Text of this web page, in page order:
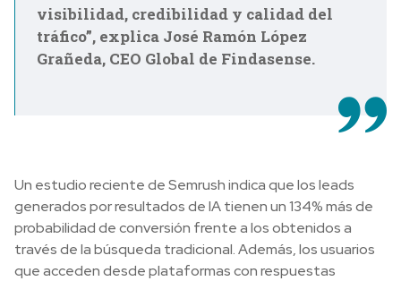
visibilidad, credibilidad y calidad del
tráfico”, explica José Ramón López
Grañeda, CEO Global de Findasense.
Un estudio reciente de Semrush indica que los leads
generados por resultados de IA tienen un 134% más de
probabilidad de conversión frente a los obtenidos a
través de la búsqueda tradicional. Además, los usuarios
que acceden desde plataformas con respuestas